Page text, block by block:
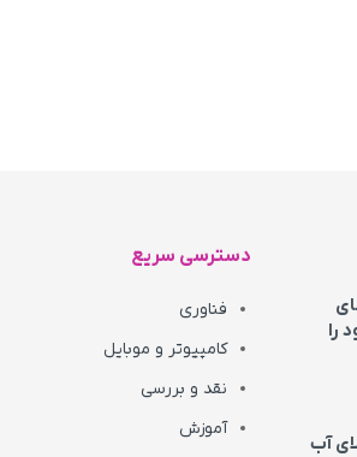
را
آب
دسترسی سریع
فناوری
کامپیوتر و موبایل
نقد و بررسی
آموزش